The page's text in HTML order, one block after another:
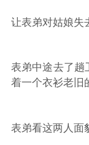
让表弟对姑娘失
表弟中途去了趟
着一个衣衫老旧
表弟看这两人面